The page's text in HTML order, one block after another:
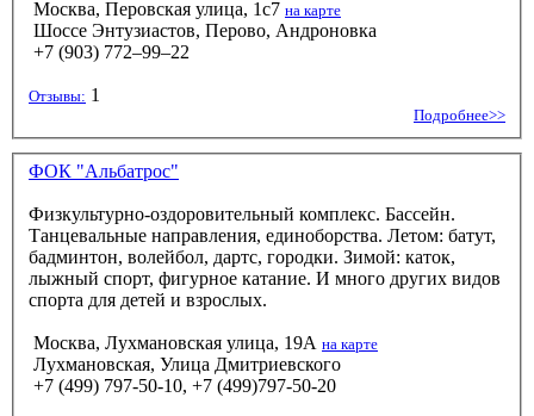
Москва, Перовская улица, 1с7 на карте
Шоссе Энтузиастов, Перово, Андроновка
+7 (903) 772–99–22
Отзывы: 1
Подробнее>>
ФОК "Альбатрос"
Физкультурно-оздоровительный комплекс. Бассейн.
Танцевальные направления, единоборства. Летом: батут,
бадминтон, волейбол, дартс, городки. Зимой: каток,
лыжный спорт, фигурное катание. И много других видов
спорта для детей и взрослых.
Москва, Лухмановская улица, 19А на карте
Лухмановская, Улица Дмитриевского
+7 (499) 797-50-10, +7 (499)797-50-20